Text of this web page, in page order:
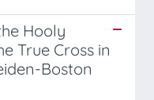
Hooly
True Cross in
Boston